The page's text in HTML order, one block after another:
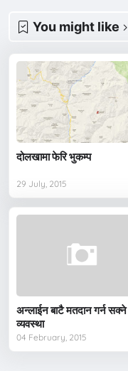
You might like
दोलखामा फेरि भुकम्प
29 July, 2015
अन्लाईन बाटै मतदान गर्न सक्ने
व्यवस्था
04 February, 2015